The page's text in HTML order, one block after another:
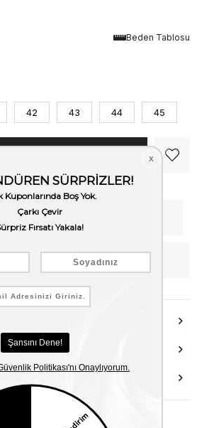
Beden Tablosu
42 43 44 45
Ver
WhatsApp’tan Bilgi Al